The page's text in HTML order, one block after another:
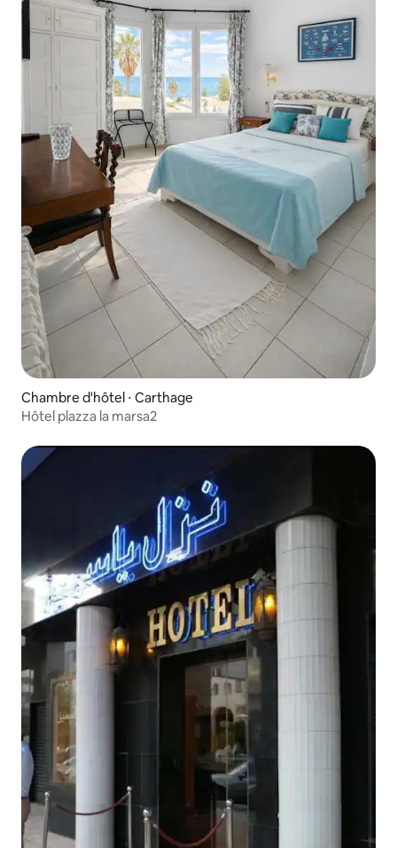
Chambre d'hôtel ⋅ Carthage
Hôtel plazza la marsa2